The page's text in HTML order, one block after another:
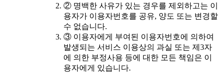
② 명백한 사유가 있는 경우를 제외하고는 이
용자가 이용자번호를 공유, 양도 또는 변경할
수 없습니다.
③ 이용자에게 부여된 이용자번호에 의하여
발생되는 서비스 이용상의 과실 또는 제3자
에 의한 부정사용 등에 대한 모든 책임은 이
용자에게 있습니다.